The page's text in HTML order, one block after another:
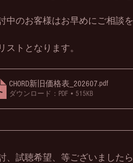
中のお客様はお早めにご相談
ストとなります。
CHORD新旧価格表_202607.pdf
ダウンロード：PDF • 515KB
、試聴希望、等ございました